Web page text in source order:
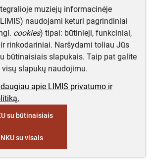
muziejų informacinėje
naudojami keturi pagrindiniai
cookies) tipai: būtinieji, funkciniai,
rinkodariniai. Naršydami toliau Jūs
būtinaisiais slapukais. Taip pat galite
slapukų naudojimu.
apie LIMIS privatumo ir
su būtinaisiais
su visais